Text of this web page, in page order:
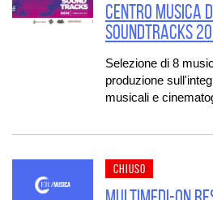
Centro Musica
Soundtracks
Selezione di 8
produzione
musicali e
CHIUSO